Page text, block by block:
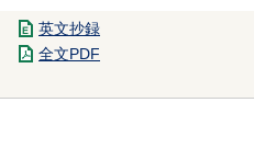
英文抄録
全文PDF